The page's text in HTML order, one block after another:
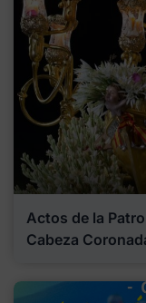
Actos de la
Cabeza